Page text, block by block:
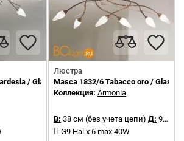
/ Glass 505
Люстра
Masca 1832/6 Tabacco oro / Glass
Коллекция: Armonia
В: 38 см (без учета цепи) Д: 90 см
G9 Hal x 6 max 40W